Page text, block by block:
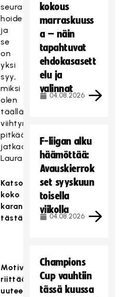
seurassa
hoidettu,
ja
se
on
yksi
syy,
miksi
olen
täällä
viihtynyt
pitkään,
jatkaa
Laura.
Katso
koko
karanteenilive
tästä:
Motivaatio
riittää
uuteen
kokous
marraskuuss
a – näin
tapahtuvat
ehdokasasett
elu ja
valinnat
04.08.2026
F-liigan alku
häämöttää:
Avauskierrok
set syyskuun
toisella
viikolla
04.08.2026
Champions
Cup vauhtiin
tässä kuussa